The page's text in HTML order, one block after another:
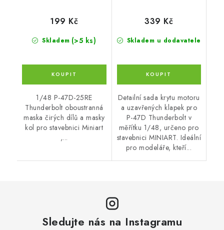
Skladem (>5 ks)
199 Kč
1/48 P-47D-25RE
Thunderbolt oboustranná
maska čirých dílů a masky
kol pro stavebnici Miniart
,...
Skladem u dodavatele
339 Kč
Detailní sada krytu motoru
a uzavřených klapek pro
P-47D Thunderbolt v
měřítku 1/48, určeno pro
stavebnici MINIART. Ideální
pro modeláře, kteří...
Sledujte nás na Instagramu